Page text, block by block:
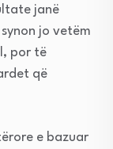
janë
jo vetëm
por të
që
e bazuar